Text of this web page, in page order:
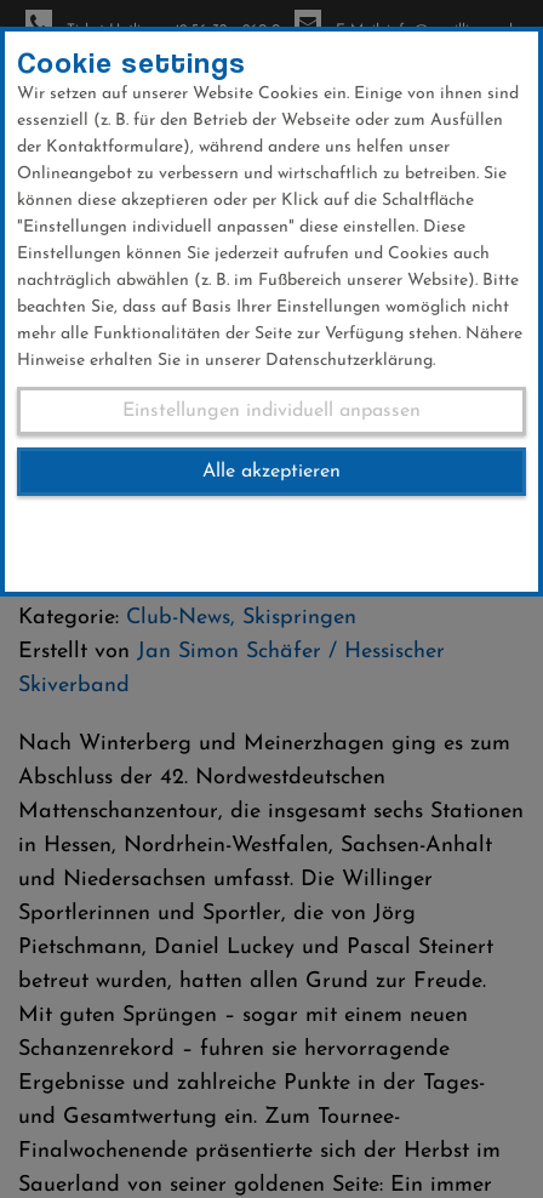
Direkt
zum
Inhalt
Ticket-Hotline: +49 56 32 - 960-0 E-Mail: info@sc-willingen.de
News
Neuer Schanzenrekord und
strahlende Sieger beim
Mattenschanzen-Finale
Kategorie: Club-News, Skispringen
Erstellt von Jan Simon Schäfer / Hessischer
Skiverband
Nach Winterberg und Meinerzhagen ging es zum
Abschluss der 42. Nordwestdeutschen
Mattenschanzentour, die insgesamt sechs Stationen
in Hessen, Nordrhein-Westfalen, Sachsen-Anhalt
und Niedersachsen umfasst. Die Willinger
Sportlerinnen und Sportler, die von Jörg
Pietschmann, Daniel Luckey und Pascal Steinert
betreut wurden, hatten allen Grund zur Freude.
Mit guten Sprüngen – sogar mit einem neuen
Schanzenrekord – fuhren sie hervorragende
Ergebnisse und zahlreiche Punkte in der Tages-
und Gesamtwertung ein. Zum Tournee-
Finalwochenende präsentierte sich der Herbst im
Sauerland von seiner goldenen Seite: Ein immer
Cookie settings
Wir setzen auf unserer Website Cookies ein. Einige von ihnen sind
essenziell (z. B. für den Betrieb der Webseite oder zum Ausfüllen
der Kontaktformulare), während andere uns helfen unser
Onlineangebot zu verbessern und wirtschaftlich zu betreiben. Sie
können diese akzeptieren oder per Klick auf die Schaltfläche
"Einstellungen individuell anpassen" diese einstellen. Diese
Einstellungen können Sie jederzeit aufrufen und Cookies auch
nachträglich abwählen (z. B. im Fußbereich unserer Website). Bitte
beachten Sie, dass auf Basis Ihrer Einstellungen womöglich nicht
mehr alle Funktionalitäten der Seite zur Verfügung stehen. Nähere
Hinweise erhalten Sie in unserer Datenschutzerklärung.
Einstellungen individuell anpassen
Alle akzeptieren